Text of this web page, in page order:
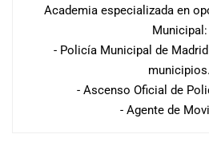
Academia especializada en
Municipal:
- Policía Municipal de
municipios.
- Ascenso Oficial de
- Agente de